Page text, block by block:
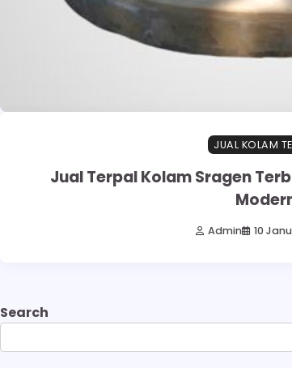
JUAL KOLAM
Jual Terpal Kolam Sragen
Admin 10
Search